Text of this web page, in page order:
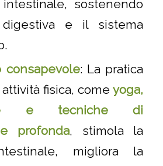
sostenendo
e il sistema
consapevole: La pratica
fisica, comeyoga,
e tecniche di
profonda, stimola la
migliora la